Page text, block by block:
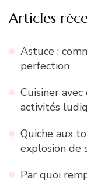
Articles
Astuce :
perfection
Cuisiner
activités
Quiche aux
explosion de
Par quoi